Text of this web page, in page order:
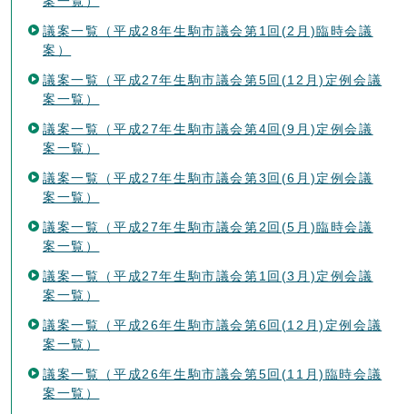
議案一覧（平成28年生駒市議会第1回(2月)臨時会議
案）
議案一覧（平成27年生駒市議会第5回(12月)定例会議
案一覧）
議案一覧（平成27年生駒市議会第4回(9月)定例会議
案一覧）
議案一覧（平成27年生駒市議会第3回(6月)定例会議
案一覧）
議案一覧（平成27年生駒市議会第2回(5月)臨時会議
案一覧）
議案一覧（平成27年生駒市議会第1回(3月)定例会議
案一覧）
議案一覧（平成26年生駒市議会第6回(12月)定例会議
案一覧）
議案一覧（平成26年生駒市議会第5回(11月)臨時会議
案一覧）